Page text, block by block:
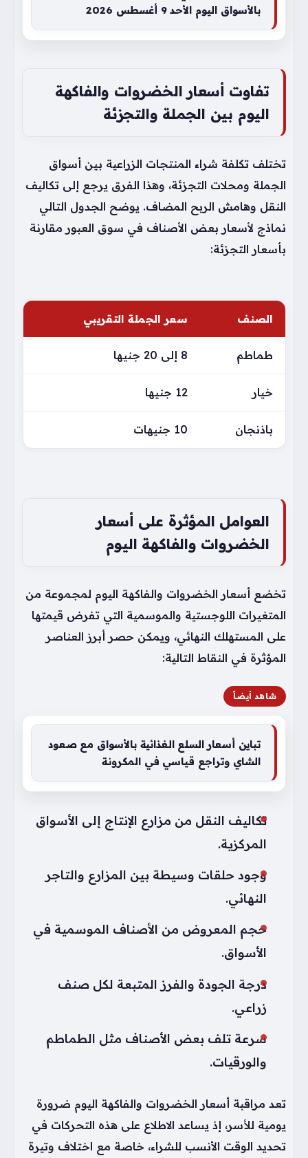
بالأسواق اليوم الأحد 9 أغسطس 2026
تفاوت أسعار الخضروات والفاكهة
اليوم بين الجملة والتجزئة
تختلف تكلفة شراء المنتجات الزراعية بين أسواق
الجملة ومحلات التجزئة، وهذا الفرق يرجع إلى تكاليف
النقل وهامش الربح المضاف. يوضح الجدول التالي
نماذج لأسعار بعض الأصناف في سوق العبور مقارنة
بأسعار التجزئة:
الصنف سعر الجملة التقريبي
طماطم 8 إلى 20 جنيها
خيار 12 جنيها
باذنجان 10 جنيهات
العوامل المؤثرة على أسعار
الخضروات والفاكهة اليوم
تخضع أسعار الخضروات والفاكهة اليوم لمجموعة من
المتغيرات اللوجستية والموسمية التي تفرض قيمتها
على المستهلك النهائي، ويمكن حصر أبرز العناصر
المؤثرة في النقاط التالية:
شاهد أيضاً
تباين أسعار السلع الغذائية بالأسواق مع صعود
الشاي وتراجع قياسي في المكرونة
تكاليف النقل من مزارع الإنتاج إلى الأسواق
المركزية.
وجود حلقات وسيطة بين المزارع والتاجر
النهائي.
حجم المعروض من الأصناف الموسمية في
الأسواق.
درجة الجودة والفرز المتبعة لكل صنف
زراعي.
سرعة تلف بعض الأصناف مثل الطماطم
والورقيات.
تعد مراقبة أسعار الخضروات والفاكهة اليوم ضرورة
يومية للأسر، إذ يساعد الاطلاع على هذه التحركات في
تحديد الوقت الأنسب للشراء، خاصة مع اختلاف وتيرة